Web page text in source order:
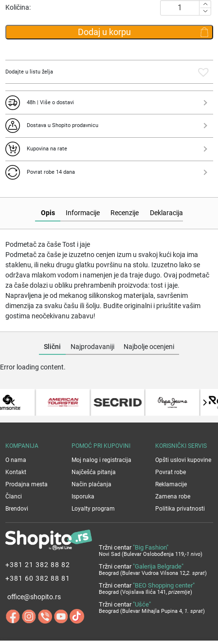
440.00 RSD.
Količina:
Podmetač
za
čaše
Dodaj u korpu
Dodajte u listu želja
48h | Više o dostavi
Dostava u Shopito prodavnicu
Kupovina na rate
Povrat robe 14 dana
Opis Deklaracija
Informacije Recenzije
Podmetač za čaše Tost i jaje
Podmetač za čaše je izuzetno cenjen izum u svakoj kući koja ima
staklenu, ili neku drugu glatku površinu na stolu. Izuzetno lako se
održava mlakom vodom i namenjen je da traje dugo. Ovaj podmetač
za čaše dolazi u obliku prehrambenih proizvoda: tost i jaje.
Napravljena je od mekanog silikonskog materijala, savršenim
dimenzija za svaku čašu ili šolju. Budite originalni i priuštite vašim
gostima neočekivanu zabavu!
Slični Najprodavaniji Najbolje ocenjeni
Error loading content.
+381 21 382 88 82
+381 60 382 88 81
office@shopito.rs
Tržni centar "Big Fashion"
Novi Sad (Bulevar Oslobođenja 119,-1 nivo)
Tržni centar "Galerija Belgrade"
Beograd (Bulevar Vudroa Vilsona 12,2. sprat)
Tržni centar "BEO Shopping center"
Beograd (Vojislava Ilića 141, prizemlje)
Tržni centar "Ušće"
Beograd (Bulevar Mihajla Pupina 4, 1. sprat)
KOMPANIJA
O nama
Kontakt
Prodajna mesta
Članci
Brendovi
POMOĆ PRI KUPOVINI
Moj nalog i registracija
Najčešća pitanja
Način plaćanja
Isporuka
Loyalty program
KORISNIČKI SERVIS
Opšti uslovi kupovine
Povrat robe
Reklamacije
Zamena robe
Politika privatnosti